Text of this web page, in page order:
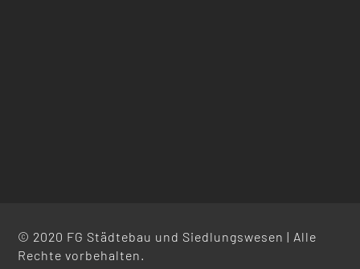
© 2020 FG Städtebau und Siedlungswesen | Alle
Rechte vorbehalten.